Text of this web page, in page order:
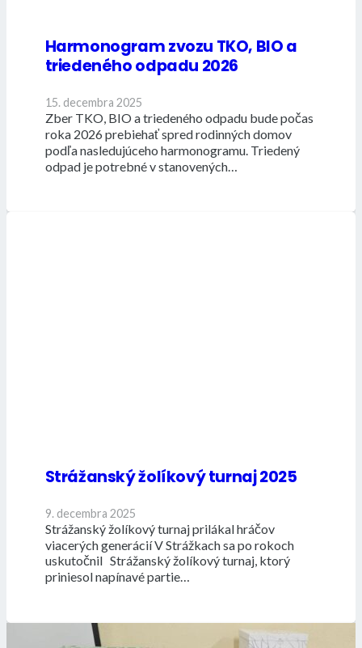
Harmonogram zvozu TKO, BIO a
triedeného odpadu 2026
15. decembra 2025
Zber TKO, BIO a triedeného odpadu bude počas
roka 2026 prebiehať spred rodinných domov
podľa nasledujúceho harmonogramu. Triedený
odpad je potrebné v stanovených…
Strážanský žolíkový turnaj 2025
9. decembra 2025
Strážanský žolíkový turnaj prilákal hráčov
viacerých generácií V Strážkach sa po rokoch
uskutočnil Strážanský žolíkový turnaj, ktorý
priniesol napínavé partie…